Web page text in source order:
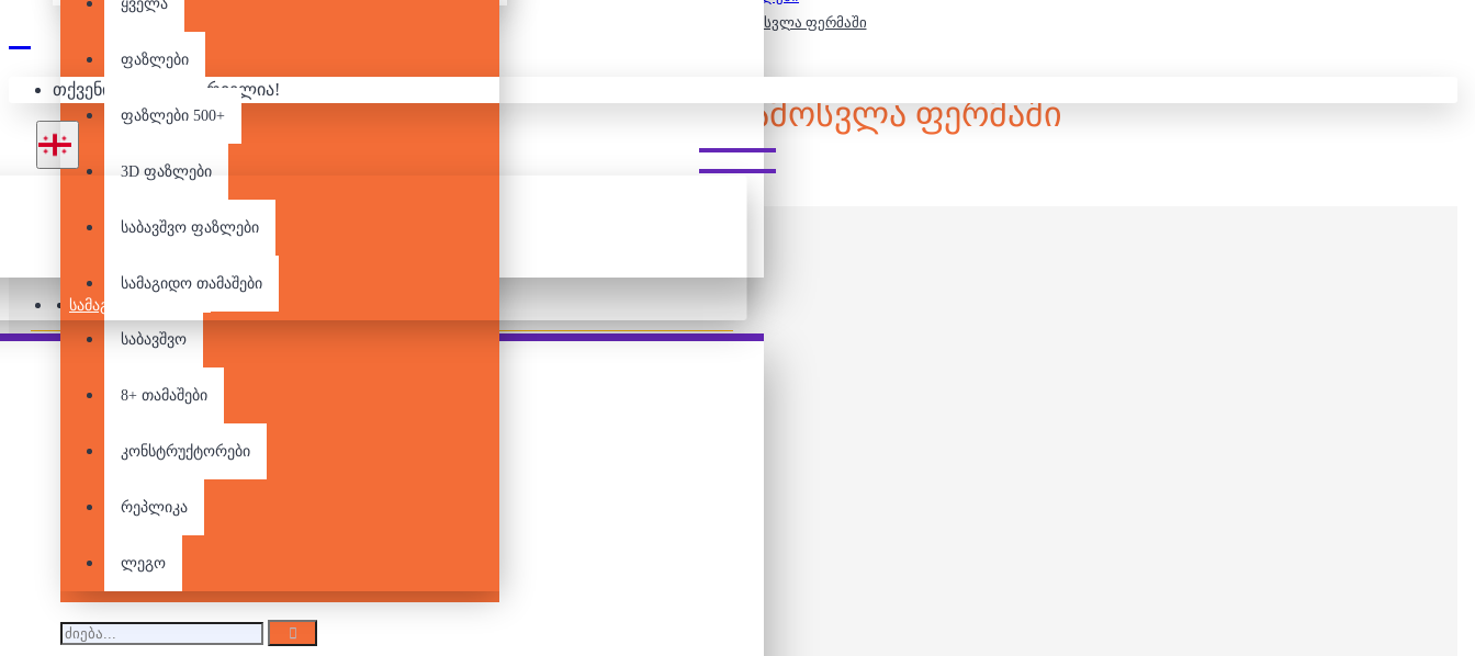
ᲡᲐᲛᲐᲒᲘᲓᲝ ᲗᲐᲛᲐᲨᲔᲑᲘ
ყველა
ფაზლები
ფაზლები 500+
3D ფაზლები
საბავშვო ფაზლები
სამაგიდო თამაშები
საბავშვო
8+ თამაშები
კონსტრუქტორები
რეპლიკა
ლეგო
თქვენი კალათა ცარიელია!
ჯამბო ფაზლი - მზის ამოსვლა ფერმაში
ᲯᲐᲛᲑᲝ ᲤᲐᲖᲚᲘ - ᲛᲖᲘᲡ ᲐᲛᲝᲡᲕᲚᲐ ᲤᲔᲠᲛᲐᲨᲘ
Pair it With
ჯამბო ფაზლი -
სამყაროში